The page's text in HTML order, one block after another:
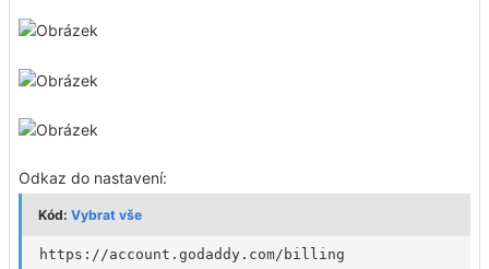
Odkaz do nastavení:
Kód: Vybrat vše
https://account.godaddy.com/billing